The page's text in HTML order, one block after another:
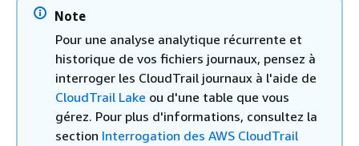
Note
Pour une analyse analytique récurrente et
historique de vos fichiers journaux, pensez à
interroger les CloudTrail journaux à l'aide de
CloudTrail Lake ou d'une table que vous
gérez. Pour plus d'informations, consultez la
section Interrogation des AWS CloudTrail